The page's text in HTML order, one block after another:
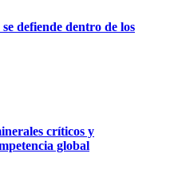
defiende dentro de los
críticos y
global